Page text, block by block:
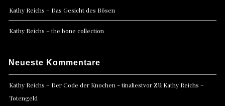
Kathy Reichs – Das Gesicht des Bösen
Kathy Reichs – the bone collection
Neueste Kommentare
Kathy Reichs – Der Code der Knochen - tinaliestvorzu Kathy Reichs –
Totengeld